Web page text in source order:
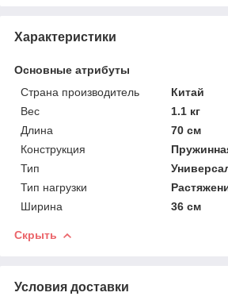
Характеристики
Основные атрибуты
Страна производитель
Китай
Вес
1.1 кг
Длина
70 см
Конструкция
Тип
Тип нагрузки
Ширина
36 см
Скрыть
Условия доставки